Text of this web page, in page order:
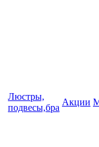
Люстры,
подвесы,бра
Акции